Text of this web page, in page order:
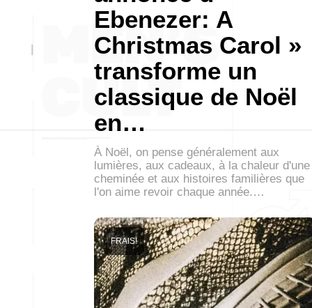
Ebenezer: A
Christmas Carol »
transforme un
classique de Noël
en…
À Noël, on pense généralement aux
lumières, aux cadeaux, à la chaleur d'une
cheminée et aux histoires familières que
l'on aime revoir chaque année.…
FRAIS!